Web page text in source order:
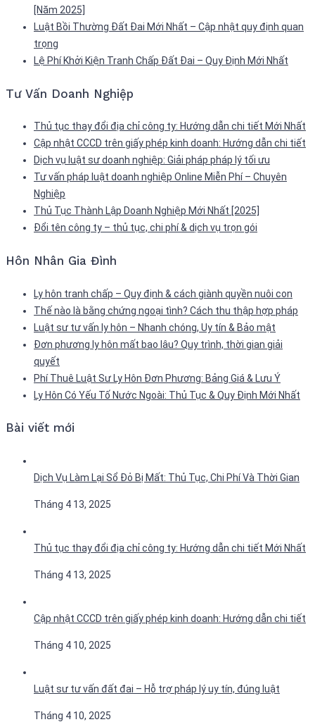
[Năm 2025]
Luật Bồi Thường Đất Đai Mới Nhất – Cập nhật quy định quan
trọng
Lệ Phí Khởi Kiện Tranh Chấp Đất Đai – Quy Định Mới Nhất
Tư Vấn Doanh Nghiệp
Thủ tục thay đổi địa chỉ công ty: Hướng dẫn chi tiết Mới Nhất
Cập nhật CCCD trên giấy phép kinh doanh: Hướng dẫn chi tiết
Dịch vụ luật sư doanh nghiệp: Giải pháp pháp lý tối ưu
Tư vấn pháp luật doanh nghiệp Online Miễn Phí – Chuyên
Nghiệp
Thủ Tục Thành Lập Doanh Nghiệp Mới Nhất [2025]
Đổi tên công ty – thủ tục, chi phí & dịch vụ trọn gói
Hôn Nhân Gia Đình
Ly hôn tranh chấp – Quy định & cách giành quyền nuôi con
Thế nào là bằng chứng ngoại tình? Cách thu thập hợp pháp
Luật sư tư vấn ly hôn – Nhanh chóng, Uy tín & Bảo mật
Đơn phương ly hôn mất bao lâu? Quy trình, thời gian giải
quyết
Phí Thuê Luật Sư Ly Hôn Đơn Phương: Bảng Giá & Lưu Ý
Ly Hôn Có Yếu Tố Nước Ngoài: Thủ Tục & Quy Định Mới Nhất
Bài viết mới
Dịch Vụ Làm Lại Sổ Đỏ Bị Mất: Thủ Tục, Chi Phí Và Thời Gian
Tháng 4 13, 2025
Thủ tục thay đổi địa chỉ công ty: Hướng dẫn chi tiết Mới Nhất
Tháng 4 13, 2025
Cập nhật CCCD trên giấy phép kinh doanh: Hướng dẫn chi tiết
Tháng 4 10, 2025
Luật sư tư vấn đất đai – Hỗ trợ pháp lý uy tín, đúng luật
Tháng 4 10, 2025